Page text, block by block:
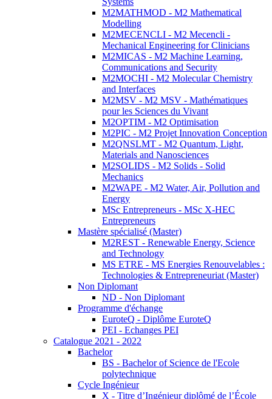
M2MATHMOD - M2 Mathematical
Modelling
M2MECENCLI - M2 Mecencli -
Mechanical Engineering for Clinicians
M2MICAS - M2 Machine Learning,
Communications and Security
M2MOCHI - M2 Molecular Chemistry
and Interfaces
M2MSV - M2 MSV - Mathématiques
pour les Sciences du Vivant
M2OPTIM - M2 Optimisation
M2PIC - M2 Projet Innovation Conception
M2QNSLMT - M2 Quantum, Light,
Materials and Nanosciences
M2SOLIDS - M2 Solids - Solid
Mechanics
M2WAPE - M2 Water, Air, Pollution and
Energy
MSc Entrepreneurs - MSc X-HEC
Entrepreneurs
Mastère spécialisé (Master)
M2REST - Renewable Energy, Science
and Technology
MS ETRE - MS Energies Renouvelables :
Technologies & Entrepreneuriat (Master)
Non Diplomant
ND - Non Diplomant
Programme d'échange
EuroteQ - Diplôme EuroteQ
PEI - Echanges PEI
Catalogue 2021 - 2022
Bachelor
BS - Bachelor of Science de l'Ecole
polytechnique
Cycle Ingénieur
X - Titre d’Ingénieur diplômé de l’École